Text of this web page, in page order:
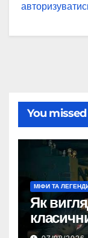
You missed
МІФИ ТА
Як